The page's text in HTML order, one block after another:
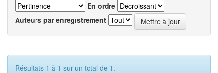
En ordre
Auteurs par enregistrement
Résultats 1 à 1 sur un total de 1.